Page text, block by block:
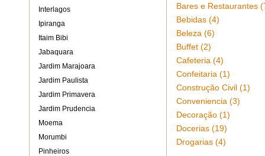
Interlagos
Ipiranga
Itaim Bibi
Jabaquara
Jardim Marajoara
Jardim Paulista
Jardim Primavera
Jardim Prudencia
Moema
Morumbi
Pinheiros
Bares e Restaurantes
Bebidas (4)
Beleza (6)
Buffet (2)
Cafeteria (4)
Confeitaria (1)
Construção Civil (1)
Conveniencia (3)
Decoração (1)
Docerias (19)
Drogarias (4)